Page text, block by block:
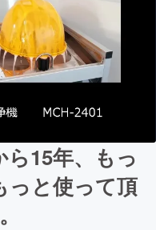
ら15年、もっ
っと使って頂